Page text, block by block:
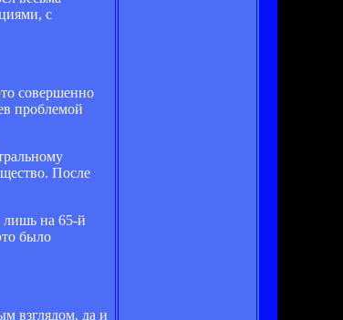
с
совершенно
проблемой
После
лишь на 65-й
было
взглядом, да и